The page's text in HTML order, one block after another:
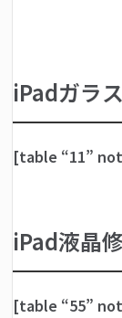
iPadガラ
[table “11”
iPad液晶
[table “55”